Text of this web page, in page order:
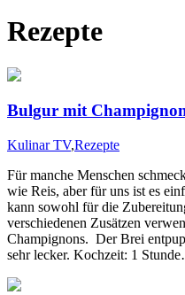
Rezepte
Bulgur mit
Kulinar TV,Rezepte
Für manche Menschen
wie Reis, aber für uns ist es
kann sowohl für die
verschiedenen Zusätzen
Champignons. Der Brei
sehr lecker. Kochzeit: 1